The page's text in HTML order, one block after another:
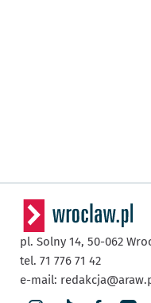
pl. Solny 14, 50-062
tel. 71 776 71 42
e-mail: